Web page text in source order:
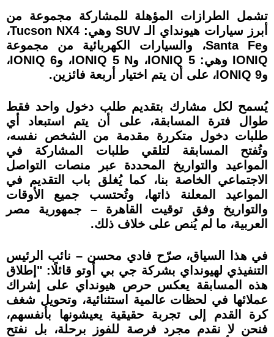
تشمل الطرازات المؤهلة للمشاركة مجموعة من
أبرز سيارات هيونداي الـ SUV وهي: Tucson NX4،
وSanta Fe، والسيارات الكهربائية من مجموعة
IONIQ وهي: IONIQ 5، وIONIQ 5 N، وIONIQ 6،
وIONIQ 9، على أن يتم اختيار أربعة فائزين.
يُسمح لكل مشارك بتقديم طلب دخول واحد فقط
طوال فترة المسابقة، على أن يتم استبعاد أي
طلبات دخول متكررة مقدمة من الشخص نفسه،
وتُفتح المسابقة لتلقي طلبات المشاركة في
المواعيد والتواريخ المحددة عبر منصات التواصل
الاجتماعي الخاصة بنا، كما يُغلق باب التقديم في
المواعيد المعلنة ذاتها، وتُحتسب جميع الأوقات
والتواريخ وفق توقيت القاهرة – جمهورية مصر
العربية، ما لم يُنص على خلاف ذلك.
في هذا السياق، صرّح فادي محسن – نائب الرئيس
التنفيذي لهيونداي بشركة جي بي أوتو قائلًا: "إطلاق
هذه المسابقة يعكس حرص هيونداي على إشراك
عملائها في لحظات عالمية استثنائية، وتحويل شغف
كرة القدم إلى تجربة حقيقية يعيشونها بأنفسهم،
فنحن لا نقدم مجرد فرصة للفوز برحلة، بل نفتح